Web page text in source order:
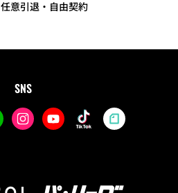
任意引退・自由契約
SNS